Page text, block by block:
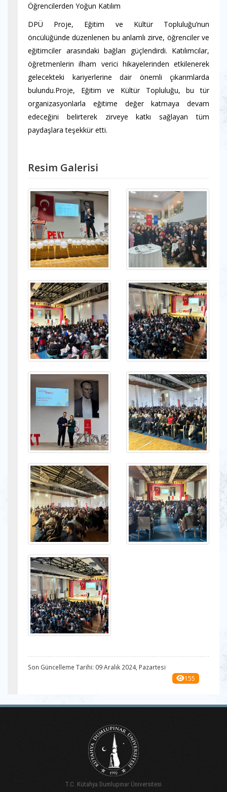
Öğrencilerden Yoğun Katılım
DPÜ Proje, Eğitim ve Kültür Topluluğu’nun
öncülüğünde düzenlenen bu anlamlı zirve, öğrenciler ve
eğitimciler arasındaki bağları güçlendirdi. Katılımcılar,
öğretmenlerin ilham verici hikayelerinden etkilenerek
gelecekteki kariyerlerine dair önemli çıkarımlarda
bulundu.Proje, Eğitim ve Kültür Topluluğu, bu tür
organizasyonlarla eğitime değer katmaya devam
edeceğini belirterek zirveye katkı sağlayan tüm
paydaşlara teşekkür etti.
Resim Galerisi
Son Güncelleme Tarihi: 09 Aralık 2024, Pazartesi
155
T.C. Kütahya Dumlupınar Üniversitesi